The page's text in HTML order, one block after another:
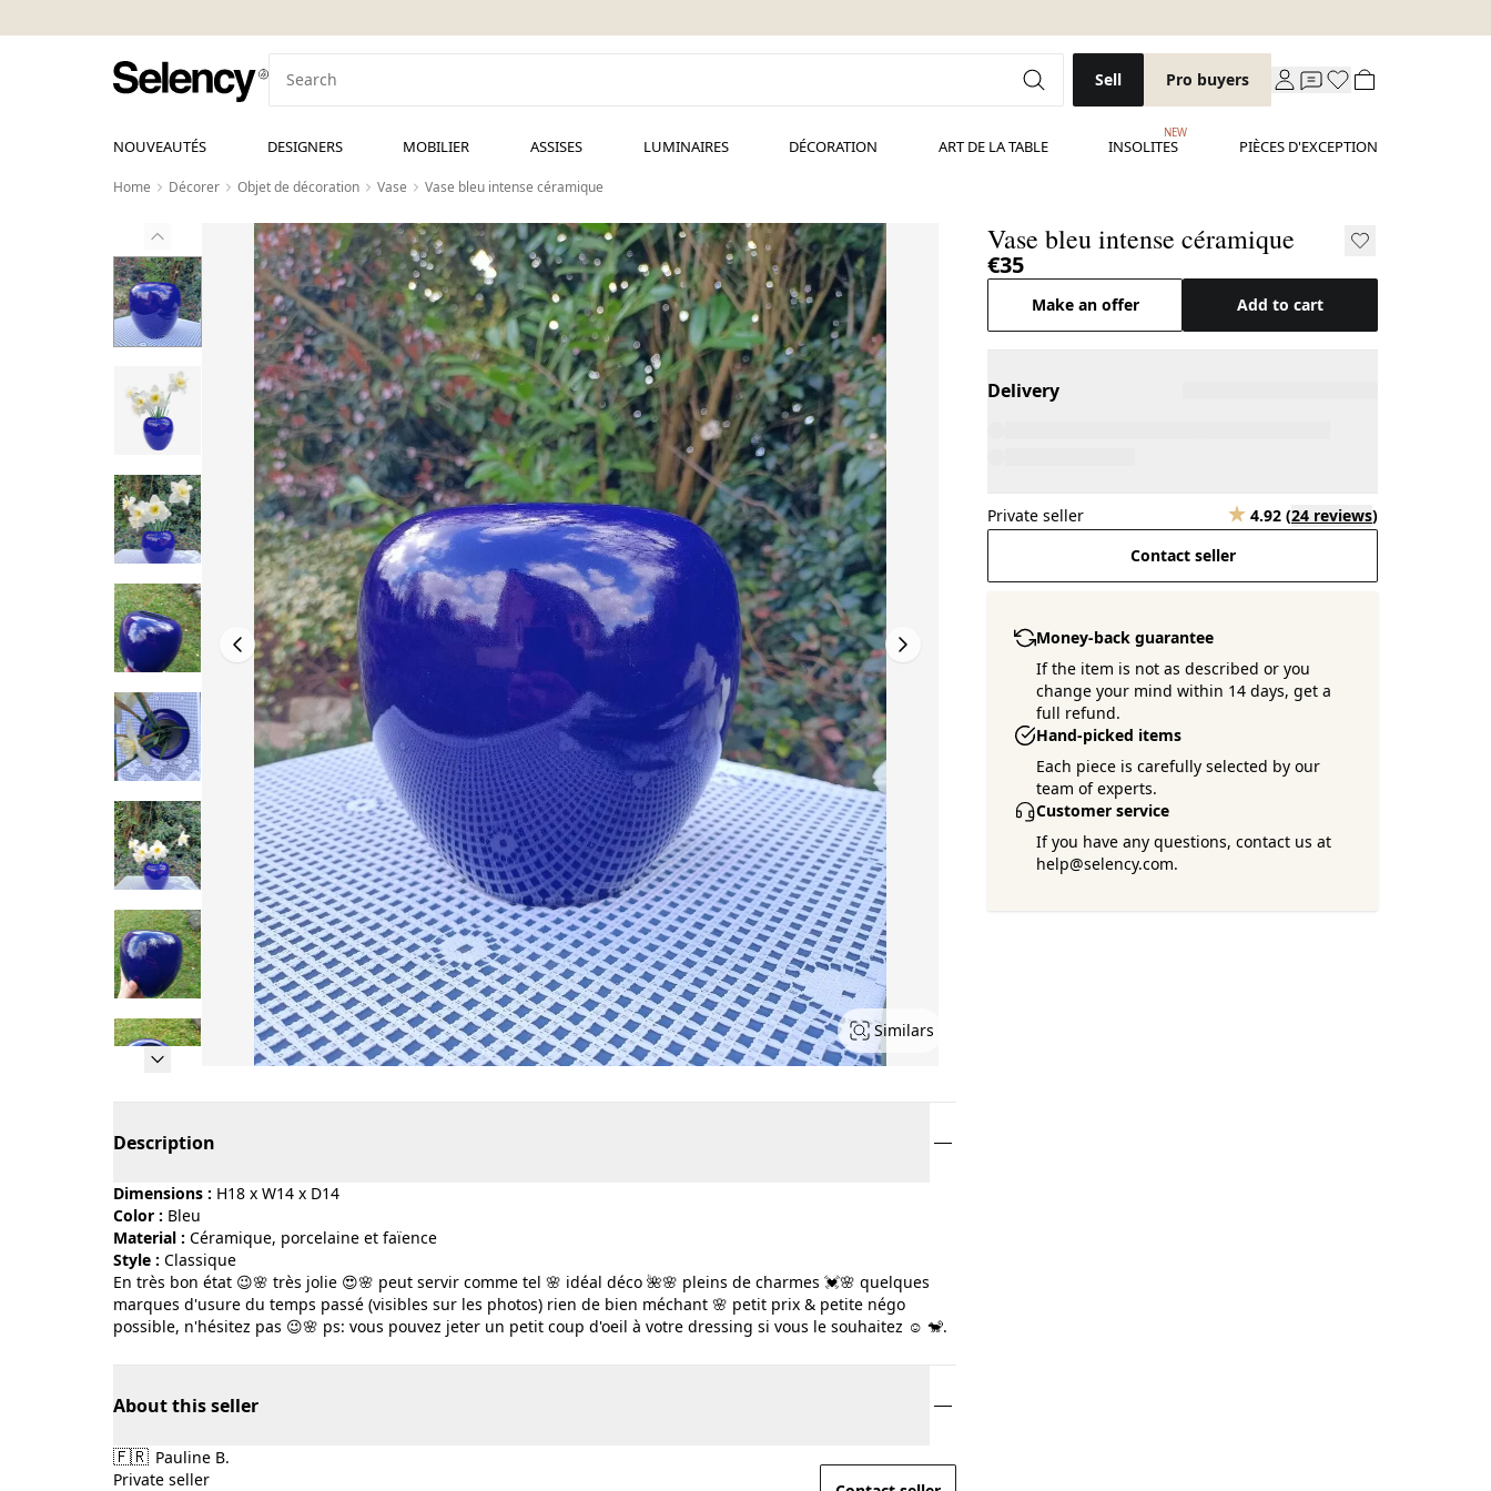
Sell Pro buyers
NOUVEAUTÉS DESIGNERS MOBILIER ASSISES LUMINAIRES DÉCORATION ART DE LA TABLE INSOLITES
NEW
PIÈCES D'EXCEPTION
Home Décorer Objet de décoration Vase Vase bleu intense céramique
Similars
Vase bleu intense céramique
€35
Make an offer Add to cart
Delivery
Private seller 4.92 (24 reviews)
Contact seller
Money-back guarantee
If the item is not as described or you
change your mind within 14 days, get a
full refund.
Hand-picked items
Each piece is carefully selected by our
team of experts.
Customer service
If you have any questions, contact us at
help@selency.com.
Description
Dimensions : H18 x W14 x D14
Color :
bleu
Material :
céramique, porcelaine et faïence
Style :
classique
En très bon état 😉🌸 très jolie 😍🌸 peut servir comme tel 🌸 idéal déco 🌺🌸 pleins de charmes 💓🌸 quelques
marques d'usure du temps passé (visibles sur les photos) rien de bien méchant 🌸 petit prix & petite négo
possible, n'hésitez pas 😉🌸 ps: vous pouvez jeter un petit coup d'oeil à votre dressing si vous le souhaitez ☺️ 🐒.
About this seller
🇫🇷 Pauline B.
Private seller